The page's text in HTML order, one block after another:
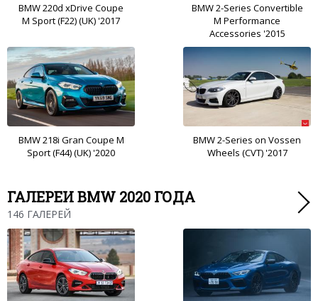
BMW 220d xDrive Coupe
M Sport (F22) (UK) '2017
BMW 2-Series Convertible
M Performance
Accessories '2015
BMW 218i Gran Coupe M
Sport (F44) (UK) '2020
BMW 2-Series on Vossen
Wheels (CVT) '2017
ГАЛЕРЕИ BMW 2020 ГОДА
146 ГАЛЕРЕЙ